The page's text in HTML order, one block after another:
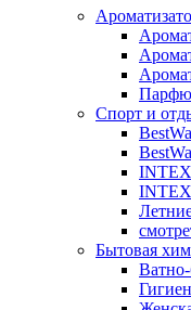
Спорт и
INTEX
INTEX
Бытовая